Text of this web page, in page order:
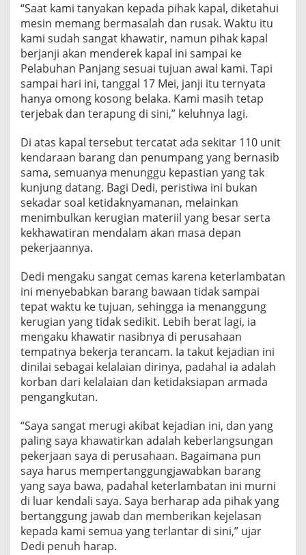
“Saat kami tanyakan kepada pihak kapal, diketahui
mesin memang bermasalah dan rusak. Waktu itu
kami sudah sangat khawatir, namun pihak kapal
berjanji akan menderek kapal ini sampai ke
Pelabuhan Panjang sesuai tujuan awal kami. Tapi
sampai hari ini, tanggal 17 Mei, janji itu ternyata
hanya omong kosong belaka. Kami masih tetap
terjebak dan terapung di sini,” keluhnya lagi.
Di atas kapal tersebut tercatat ada sekitar 110 unit
kendaraan barang dan penumpang yang bernasib
sama, semuanya menunggu kepastian yang tak
kunjung datang. Bagi Dedi, peristiwa ini bukan
sekadar soal ketidaknyamanan, melainkan
menimbulkan kerugian materiil yang besar serta
kekhawatiran mendalam akan masa depan
pekerjaannya.
Dedi mengaku sangat cemas karena keterlambatan
ini menyebabkan barang bawaan tidak sampai
tepat waktu ke tujuan, sehingga ia menanggung
kerugian yang tidak sedikit. Lebih berat lagi, ia
mengaku khawatir nasibnya di perusahaan
tempatnya bekerja terancam. Ia takut kejadian ini
dinilai sebagai kelalaian dirinya, padahal ia adalah
korban dari kelalaian dan ketidaksiapan armada
pengangkutan.
“Saya sangat merugi akibat kejadian ini, dan yang
paling saya khawatirkan adalah keberlangsungan
pekerjaan saya di perusahaan. Bagaimana pun
saya harus mempertanggungjawabkan barang
yang saya bawa, padahal keterlambatan ini murni
di luar kendali saya. Saya berharap ada pihak yang
bertanggung jawab dan memberikan kejelasan
kepada kami semua yang terlantar di sini,” ujar
Dedi penuh harap.